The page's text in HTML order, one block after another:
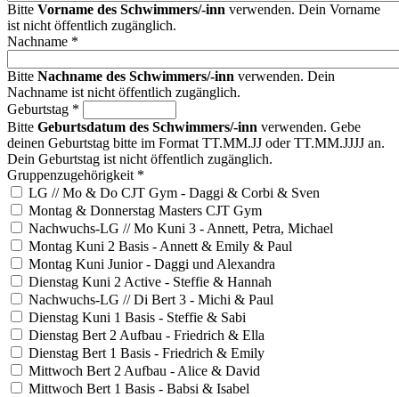
Bitte Vorname des Schwimmers/-inn verwenden. Dein Vorname
ist nicht öffentlich zugänglich.
Nachname *
Bitte Nachname des Schwimmers/-inn verwenden. Dein
Nachname ist nicht öffentlich zugänglich.
Geburtstag *
Bitte Geburtsdatum des Schwimmers/-inn verwenden. Gebe
deinen Geburtstag bitte im Format TT.MM.JJ oder TT.MM.JJJJ an.
Dein Geburtstag ist nicht öffentlich zugänglich.
Gruppenzugehörigkeit *
LG // Mo & Do CJT Gym - Daggi & Corbi & Sven
Montag & Donnerstag Masters CJT Gym
Nachwuchs-LG // Mo Kuni 3 - Annett, Petra, Michael
Montag Kuni 2 Basis - Annett & Emily & Paul
Montag Kuni Junior - Daggi und Alexandra
Dienstag Kuni 2 Active - Steffie & Hannah
Nachwuchs-LG // Di Bert 3 - Michi & Paul
Dienstag Kuni 1 Basis - Steffie & Sabi
Dienstag Bert 2 Aufbau - Friedrich & Ella
Dienstag Bert 1 Basis - Friedrich & Emily
Mittwoch Bert 2 Aufbau - Alice & David
Mittwoch Bert 1 Basis - Babsi & Isabel